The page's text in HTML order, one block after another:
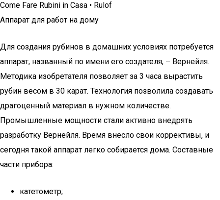
Come Fare Rubini in Casa • Rulof
Аппарат для работ на дому
Для создания рубинов в домашних условиях потребуется
аппарат, названный по имени его создателя, – Вернейля.
Методика изобретателя позволяет за 3 часа вырастить
рубин весом в 30 карат. Технология позволила создавать
драгоценный материал в нужном количестве.
Промышленные мощности стали активно внедрять
разработку Вернейля. Время внесло свои коррективы, и
сегодня такой аппарат легко собирается дома. Составные
части прибора:
катетометр;